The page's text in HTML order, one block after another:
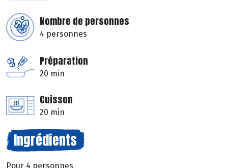
Nombre de personnes
4 personnes
Préparation
20 min
Cuisson
20 min
Ingrédients
Pour 4 personnes